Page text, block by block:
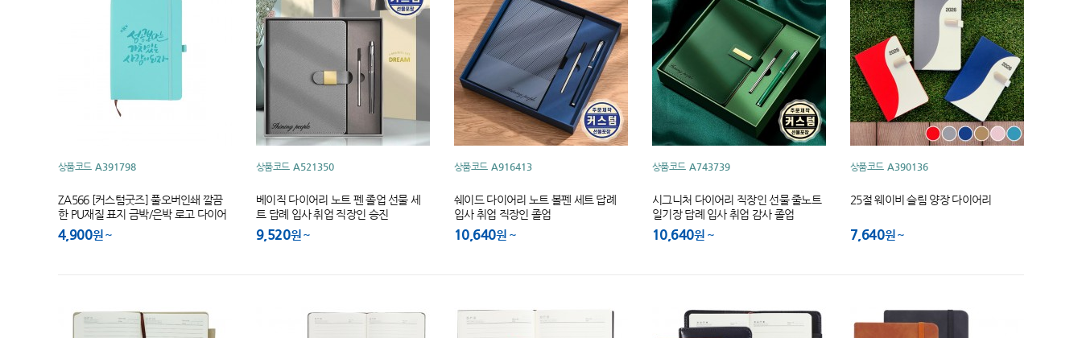
상품코드 A391798
ZA566 [커스텀굿즈] 풀오버인쇄 깔끔
한 PU재질 표지 금박/은박 로고 다이어
리 (박스제작가능)
4,900원
상품코드 A521350
베이직 다이어리 노트 펜 졸업 선물 세
트 답례 입사 취업 직장인 승진
9,520원
상품코드 A916413
쉐이드 다이어리 노트 볼펜 세트 답례
입사 취업 직장인 졸업
10,640원
상품코드 A743739
시그니처 다이어리 직장인 선물 줄노트
일기장 답례 입사 취업 감사 졸업
10,640원
상품코드 A390136
25절 웨이비 슬림 양장 다이어리
7,640원